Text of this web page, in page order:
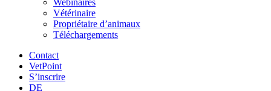
Webinaires
Vétérinaire
Propriétaire d’animaux
Téléchargements
Contact
VetPoint
S’inscrire
DE